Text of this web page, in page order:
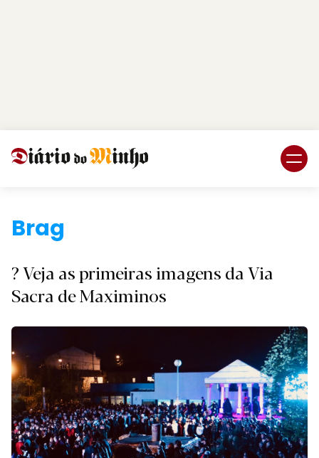
Braga.
? Veja as primeiras imagens da Via
Sacra de Maximinos